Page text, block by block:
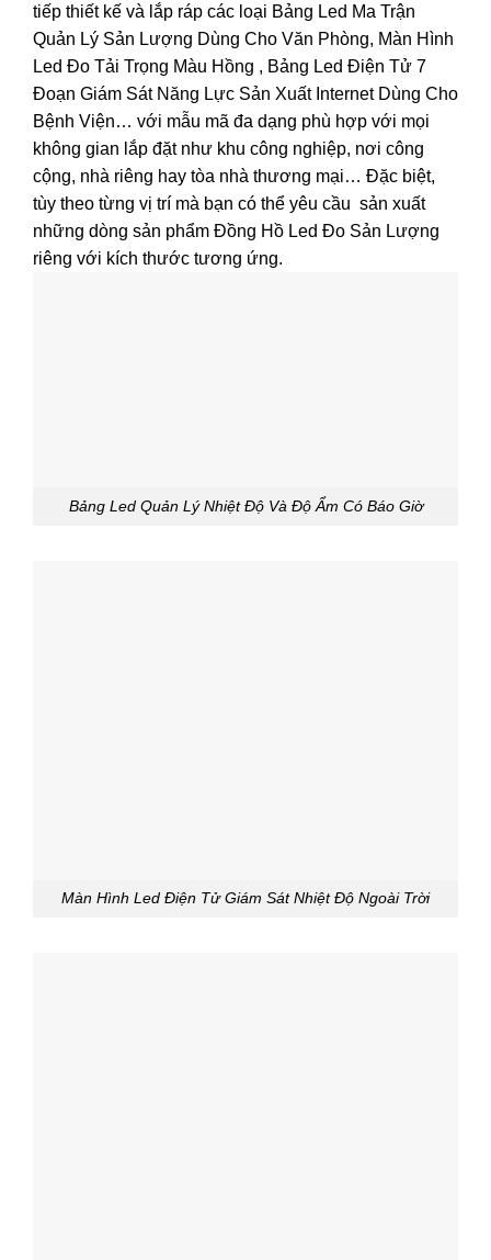
tiếp thiết kế và lắp ráp các loại Bảng Led Ma Trận
Quản Lý Sản Lượng Dùng Cho Văn Phòng, Màn Hình
Led Đo Tải Trọng Màu Hồng , Bảng Led Điện Tử 7
Đoạn Giám Sát Năng Lực Sản Xuất Internet Dùng Cho
Bệnh Viện… với mẫu mã đa dạng phù hợp với mọi
không gian lắp đặt như khu công nghiệp, nơi công
cộng, nhà riêng hay tòa nhà thương mại… Đặc biệt,
tùy theo từng vị trí mà bạn có thể yêu cầu sản xuất
những dòng sản phẩm Đồng Hồ Led Đo Sản Lượng
riêng với kích thước tương ứng.
Bảng Led Quản Lý Nhiệt Độ Và Độ Ẩm Có Báo Giờ
Màn Hình Led Điện Tử Giám Sát Nhiệt Độ Ngoài Trời